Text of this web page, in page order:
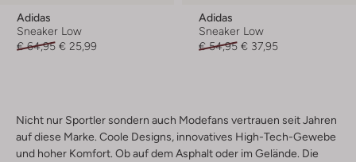
Adidas
Sneaker Low
€ 64,95 € 25,99
Adidas
Sneaker Low
€ 54,95 € 37,95
Nicht nur Sportler sondern auch Modefans vertrauen seit Jahren
auf diese Marke. Coole Designs, innovatives High-Tech-Gewebe
und hoher Komfort. Ob auf dem Asphalt oder im Gelände. Die